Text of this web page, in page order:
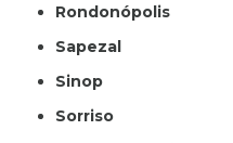
Rondonópolis
Sapezal
Sinop
Sorriso